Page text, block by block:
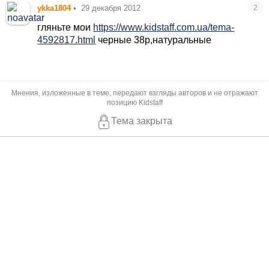
ykka1804 • 29 декабря 2012 2
гляньте мои https://www.kidstaff.com.ua/tema-
4592817.html черные 38р,натуральные
Мнения, изложенные в теме, передают взгляды авторов и не отражают
позицию Kidstaff
Тема закрыта